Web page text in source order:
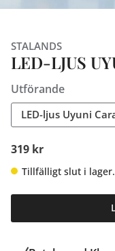
STALANDS
LED-LJUS
Utförande
LED-ljus Uyuni
319 kr
Tillfälligt slut i